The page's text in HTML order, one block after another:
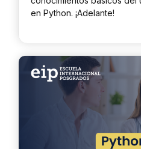
en Python. ¡Adelante!